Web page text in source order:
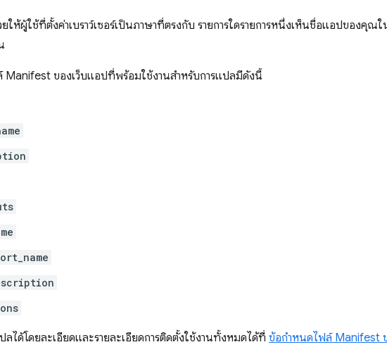
ยให้ผู้ใช้ที่ตั้งค่าเบราว์เซอร์เป็นภาษาที่ตรงกับ รายการใดรายการหนึ่งเห็นชื่อแอปของคุ
ของเว็บแอปที่พร้อมใช้งานสำหรับการแปลมีดังนี้
ลได้โดยละเอียดและรายละเอียดการติดตั้งใช้งานทั้งหมดได้ที่ ข้อกำหนดไฟล์ Manifest